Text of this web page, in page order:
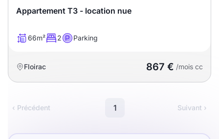
Espaces additionnels
communes
Appartement T3 - location nue
66m² 2 Parking
Floirac 867 € /mois cc
‹ Précédent 1 Suivant ›